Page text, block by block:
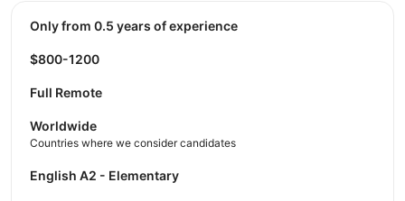
Only from 0.5 years of experience
$800-1200
Full Remote
Worldwide
Countries where we consider candidates
English A2 - Elementary